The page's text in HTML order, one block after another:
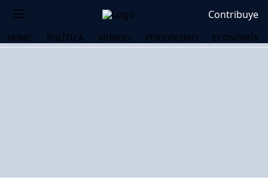
Contribuye
HOME POLÍTICA MUNDO PERIODISMO ECONOMÍA